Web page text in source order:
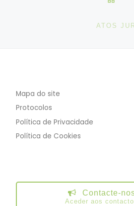
dezembro
ATOS
Mapa do site
Protocolos
Política de Privacidade
Política de Cookies
Contacte-
Aceder aos